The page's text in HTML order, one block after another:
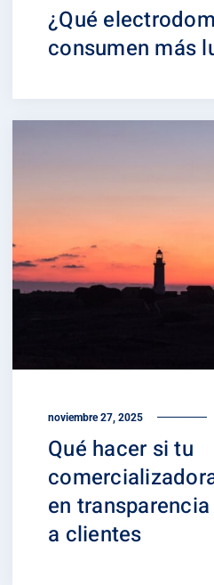
¿Qué
consumen más
noviembre 27, 2025
Qué hacer si tu
en
a clientes